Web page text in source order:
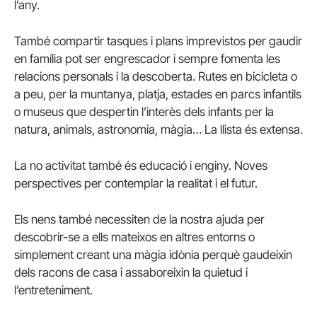
l’any.
També compartir tasques i plans imprevistos per gaudir
en família pot ser engrescador i sempre fomenta les
relacions personals i la descoberta. Rutes en bicicleta o
a peu, per la muntanya, platja, estades en parcs infantils
o museus que despertin l’interès dels infants per la
natura, animals, astronomia, màgia… La llista és extensa.
La no activitat també és educació i enginy. Noves
perspectives per contemplar la realitat i el futur.
Els nens també necessiten de la nostra ajuda per
descobrir-se a ells mateixos en altres entorns o
simplement creant una màgia idònia perquè gaudeixin
dels racons de casa i assaboreixin la quietud i
l’entreteniment.